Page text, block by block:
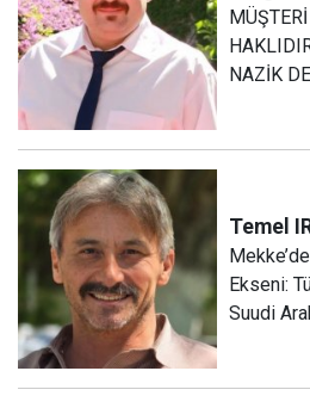
NAZİK
Temel
Ekseni:
Suudi